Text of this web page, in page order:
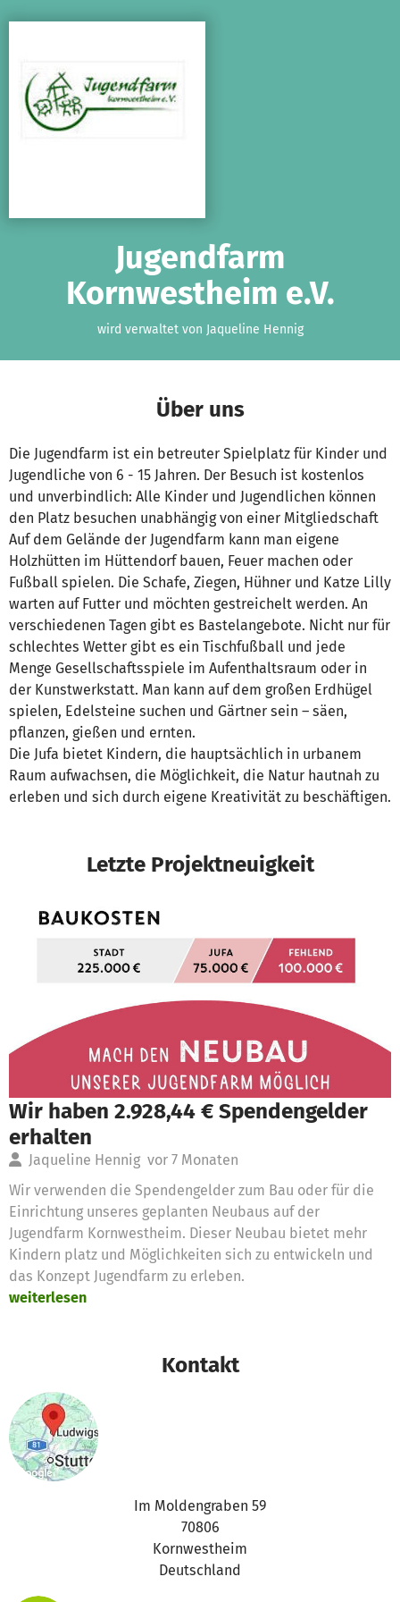
Jugendfarm
Kornwestheim e.V.
wird verwaltet von Jaqueline Hennig
Über uns
Die Jugendfarm ist ein betreuter Spielplatz für Kinder und
Jugendliche von 6 - 15 Jahren. Der Besuch ist kostenlos
und unverbindlich: Alle Kinder und Jugendlichen können
den Platz besuchen unabhängig von einer Mitgliedschaft
Auf dem Gelände der Jugendfarm kann man eigene
Holzhütten im Hüttendorf bauen, Feuer machen oder
Fußball spielen. Die Schafe, Ziegen, Hühner und Katze Lilly
warten auf Futter und möchten gestreichelt werden. An
verschiedenen Tagen gibt es Bastelangebote. Nicht nur für
schlechtes Wetter gibt es ein Tischfußball und jede
Menge Gesellschaftsspiele im Aufenthaltsraum oder in
der Kunstwerkstatt. Man kann auf dem großen Erdhügel
spielen, Edelsteine suchen und Gärtner sein – säen,
pflanzen, gießen und ernten.
Die Jufa bietet Kindern, die hauptsächlich in urbanem
Raum aufwachsen, die Möglichkeit, die Natur hautnah zu
erleben und sich durch eigene Kreativität zu beschäftigen.
Letzte Projektneuigkeit
Wir haben 2.928,44 € Spendengelder
erhalten
Jaqueline Hennig vor 7 Monaten
Wir verwenden die Spendengelder zum Bau oder für die
Einrichtung unseres geplanten Neubaus auf der
Jugendfarm Kornwestheim. Dieser Neubau bietet mehr
Kindern platz und Möglichkeiten sich zu entwickeln und
das Konzept Jugendfarm zu erleben.
weiterlesen
Kontakt
Im Moldengraben 59
70806
Kornwestheim
Deutschland